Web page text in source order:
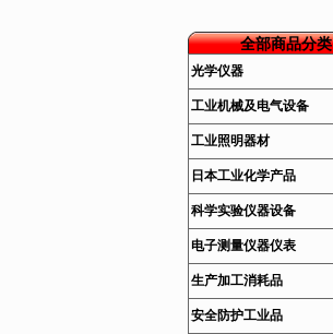
全部商品分类
光学仪器
工业机械及电气设备
工业照明器材
日本工业化学产品
科学实验仪器设备
电子测量仪器仪表
生产加工消耗品
安全防护工业品